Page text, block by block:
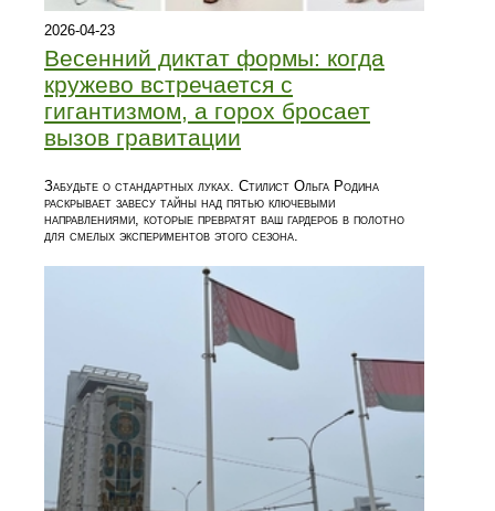
2026-04-23
Весенний диктат формы: когда
кружево встречается с
гигантизмом, а горох бросает
вызов гравитации
Забудьте о стандартных луках. Стилист Ольга Родина
раскрывает завесу тайны над пятью ключевыми
направлениями, которые превратят ваш гардероб в полотно
для смелых экспериментов этого сезона.